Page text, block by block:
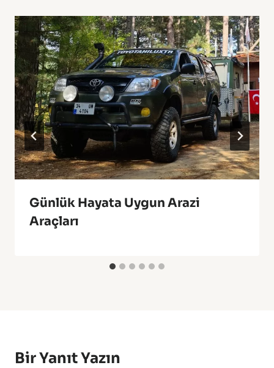
Günlük Hayata Uygun Arazi
Araçları
Bir Yanıt Yazın